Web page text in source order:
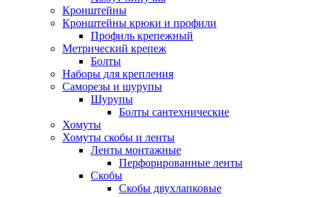
Кронштейны
Кронштейны крюки и профили
Профиль крепежный
Метрический крепеж
Болты
Наборы для крепления
Саморезы и шурупы
Шурупы
Болты сантехнические
Хомуты
Хомуты скобы и ленты
Ленты монтажные
Перфорированные ленты
Скобы
Скобы двухлапковые